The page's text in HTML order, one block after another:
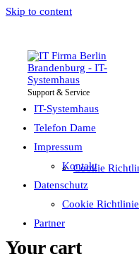
Skip to content
Support & Service
IT-Systemhaus
Datenschutz
Cookie
IT-Systemhaus
Telefon Dame
Impressum
Kontakt
Datenschutz
Cookie
Partner
Your cart